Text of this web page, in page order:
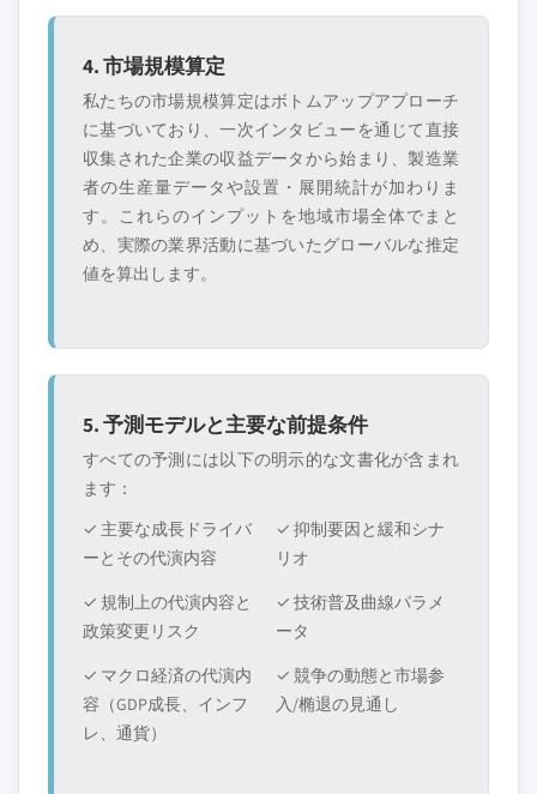
4. 市場規模算定
私たちの市場規模算定はボトムアップアプローチ
に基づいており、一次インタビューを通じて直接
収集された企業の収益データから始まり、製造業
者の生産量データや設置・展開統計が加わりま
す。これらのインプットを地域市場全体でまと
め、実際の業界活動に基づいたグローバルな推定
値を算出します。
5. 予測モデルと主要な前提条件
すべての予測には以下の明示的な文書化が含まれ
ます：
✓ 主要な成長ドライバ
ーとその代演内容
✓ 抑制要因と緩和シナ
リオ
✓ 規制上の代演内容と
政策変更リスク
✓ 技術普及曲線パラメ
ータ
✓ マクロ経済の代演内
容（GDP成長、インフ
レ、通貨）
✓ 競争の動態と市場参
入/椭退の見通し